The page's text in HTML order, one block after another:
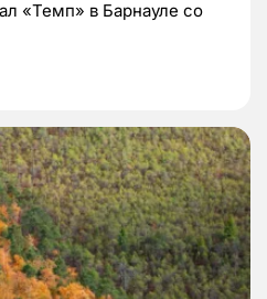
«Темп» в Барнауле со